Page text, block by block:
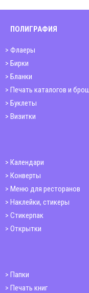
ПОЛИГРАФИЯ
Флаеры
Бирки
Бланки
Печать каталогов и
Буклеты
Визитки
Календари
Конверты
Меню для ресторанов
Наклейки, стикеры
Стикерпак
Открытки
Папки
Печать книг